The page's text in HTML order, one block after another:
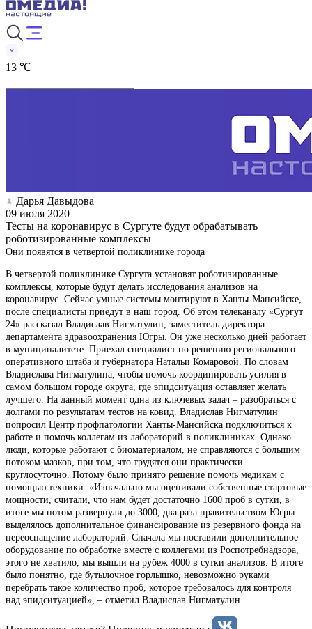
13 ℃
Дарья Давыдова
09 июля 2020
Тесты на коронавирус в Сургуте будут обрабатывать
роботизированные комплексы
Они появятся в четвертой поликлинике города
В четвертой поликлинике Сургута установят роботизированные
комплексы, которые будут делать исследования анализов на
коронавирус. Сейчас умные системы монтируют в Ханты-Мансийске,
после специалисты приедут в наш город. Об этом телеканалу «Сургут
24» рассказал Владислав Нигматулин, заместитель директора
департамента здравоохранения Югры. Он уже несколько дней работает
в муниципалитете. Приехал специалист по решению регионального
оперативного штаба и губернатора Натальи Комаровой. По словам
Владислава Нигматулина, чтобы помочь координировать усилия в
самом большом городе округа, где эпидситуация оставляет желать
лучшего. На данный момент одна из ключевых задач – разобраться с
долгами по результатам тестов на ковид. Владислав Нигматулин
попросил Центр профпатологии Ханты-Мансийска подключиться к
работе и помочь коллегам из лабораторий в поликлиниках. Однако
люди, которые работают с биоматериалом, не справляются с большим
потоком мазков, при том, что трудятся они практически
круглосуточно. Потому было принято решение помочь медикам с
помощью техники. «Изначально мы оценивали собственные стартовые
мощности, считали, что нам будет достаточно 1600 проб в сутки, в
итоге мы потом развернули до 3000, два раза правительством Югры
выделялось дополнительное финансирование из резервного фонда на
переоснащение лабораторий. Сначала мы поставили дополнительное
оборудование по обработке вместе с коллегами из Роспотребнадзора,
этого не хватило, мы вышли на рубеж 4000 в сутки анализов. В итоге
было понятно, где бутылочное горлышко, невозможно руками
перебрать такое количество проб, которое требовалось для контроля
над эпидситуацией», – отметил Владислав Нигматулин